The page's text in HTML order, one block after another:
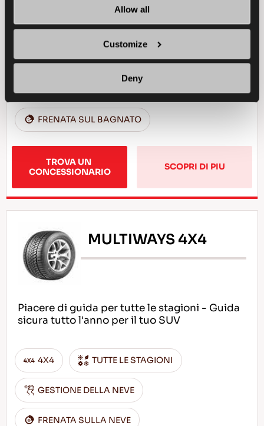
Allow all
Customize
Deny
GESTIONE DELLA NEVE
FRENATA SULLA NEVE
FRENATA SUL BAGNATO
TROVA UN
CONCESSIONARIO
SCOPRI DI PIU
MULTIWAYS 4X4
Piacere di guida per tutte le stagioni - Guida
sicura tutto l'anno per il tuo SUV
4X4 TUTTE LE STAGIONI
GESTIONE DELLA NEVE
FRENATA SULLA NEVE